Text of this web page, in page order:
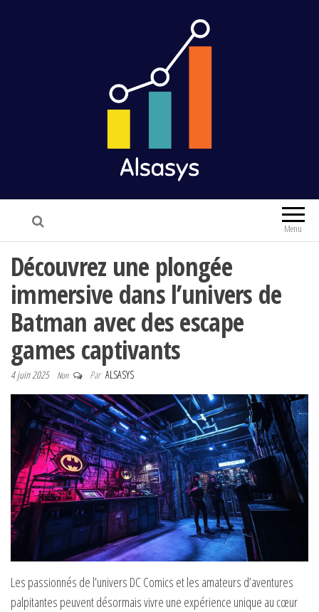
Alsasys Finance & Marketing
Menu
Découvrez une plongée
immersive dans l’univers de
Batman avec des escape
games captivants
4 juin 2025 Non Par ALSASYS
Les passionnés de l’univers DC Comics et les amateurs d’aventures
palpitantes peuvent désormais vivre une expérience unique au cœur